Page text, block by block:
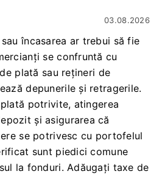
03.08.2026
încasarea ar trebui să fie
se confruntă cu
plată sau rețineri de
depunerile și retragerile.
potrivite, atingerea
și asigurarea că
se potrivesc cu portofelul
sunt piedici comune
la fonduri. Adăugați taxe de